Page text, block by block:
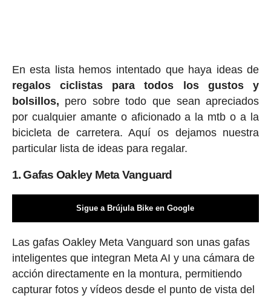
En esta lista hemos intentado que haya ideas de
regalos ciclistas para todos los gustos y
bolsillos, pero sobre todo que sean apreciados
por cualquier amante o aficionado a la mtb o a la
bicicleta de carretera. Aquí os dejamos nuestra
particular lista de ideas para regalar.
1. Gafas Oakley Meta Vanguard
Sigue a Brújula Bike en Google
Las gafas Oakley Meta Vanguard son unas gafas
inteligentes que integran Meta AI y una cámara de
acción directamente en la montura, permitiendo
capturar fotos y vídeos desde el punto de vista del